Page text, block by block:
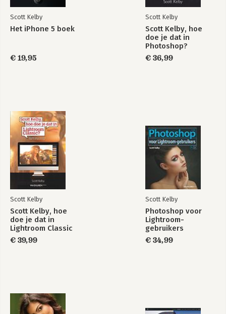
Scott Kelby's
zevenpuntensysteem
voor Lightroom
Scott Kelby
Het iPhone 5 boek
€ 19,95
Scott Kelby
Scott Kelby, hoe
doe je dat in
Photoshop?
€ 36,99
Scott Kelby
Scott Kelby, hoe
doe je dat in
Lightroom Classic
€ 39,99
Scott Kelby
Photoshop voor
Lightroom-
gebruikers
€ 34,99